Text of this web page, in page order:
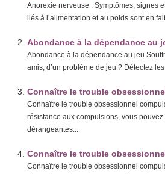
Anorexie nerveuse : Symptômes, signes
liés à l’alimentation et au poids sont en
Abondance à la dépendance au
Abondance à la dépendance au jeu
amis, d’un problème de jeu ? Détectez
Connaître le trouble
Connaître le trouble obsessionnel
résistance aux compulsions, vous
dérangeantes...
Connaître le trouble
Connaître le trouble obsessionnel